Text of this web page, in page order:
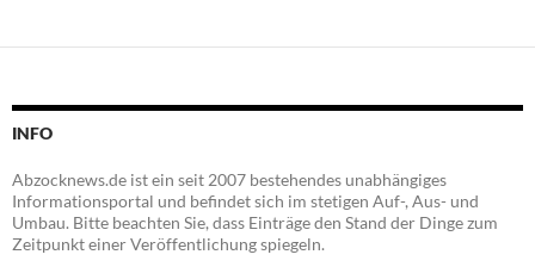
INFO
Abzocknews.de ist ein seit 2007 bestehendes unabhängiges
Informationsportal und befindet sich im stetigen Auf-, Aus- und
Umbau. Bitte beachten Sie, dass Einträge den Stand der Dinge zum
Zeitpunkt einer Veröffentlichung spiegeln.